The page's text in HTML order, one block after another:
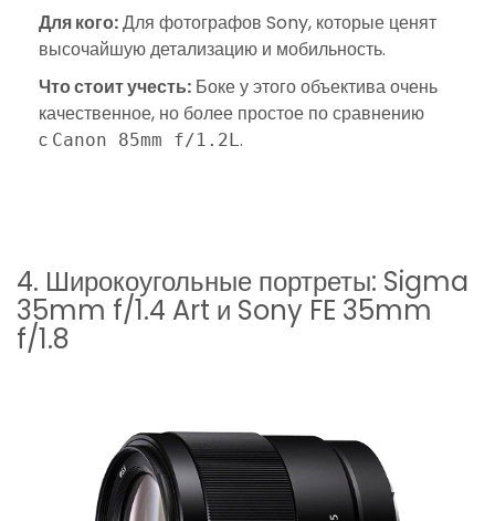
Для кого:Для фотографов Sony, которые ценят
высочайшую детализацию и мобильность.
Что стоит учесть: Боке у этого объектива очень
качественное, но более простое по сравнению
с Canon 85mm f/1.2L.
4. Широкоугольные портреты: Sigma
35mm f/1.4 Art и Sony FE 35mm
f/1.8